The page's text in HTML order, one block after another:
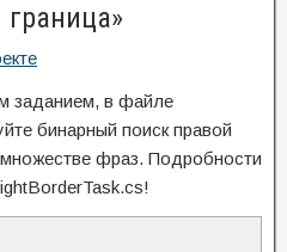
заданием, в файле
бинарный поиск правой
фраз. Подробности